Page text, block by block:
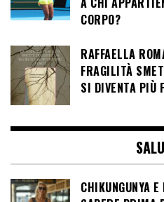
CORPO?
RAFFAELLA
FRAGILITÀ
SI DIVENTA PIÙ
CHIKUNGUNYA